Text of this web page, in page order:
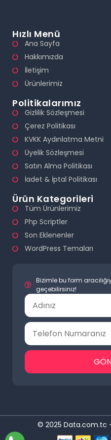
Hızlı Menü
Ana Sayfa
Hakkımızda
İletişim
Ürünlerimiz
Politikalarımız
Gizlilik Sözleşmesi
Çerez Politikası
KVKK Aydınlatma Metni
Üyelik Sözleşmesi
Satın Alma Politikası
İadet & İptal Politikası
Ürün Kategorileri
Tüm Ürünlerimiz
Php Scriptler
Son Eklenenler
WordPress Temaları
Bizimle bu form
geçebilirsiniz!
© 2025 Data.com.tc